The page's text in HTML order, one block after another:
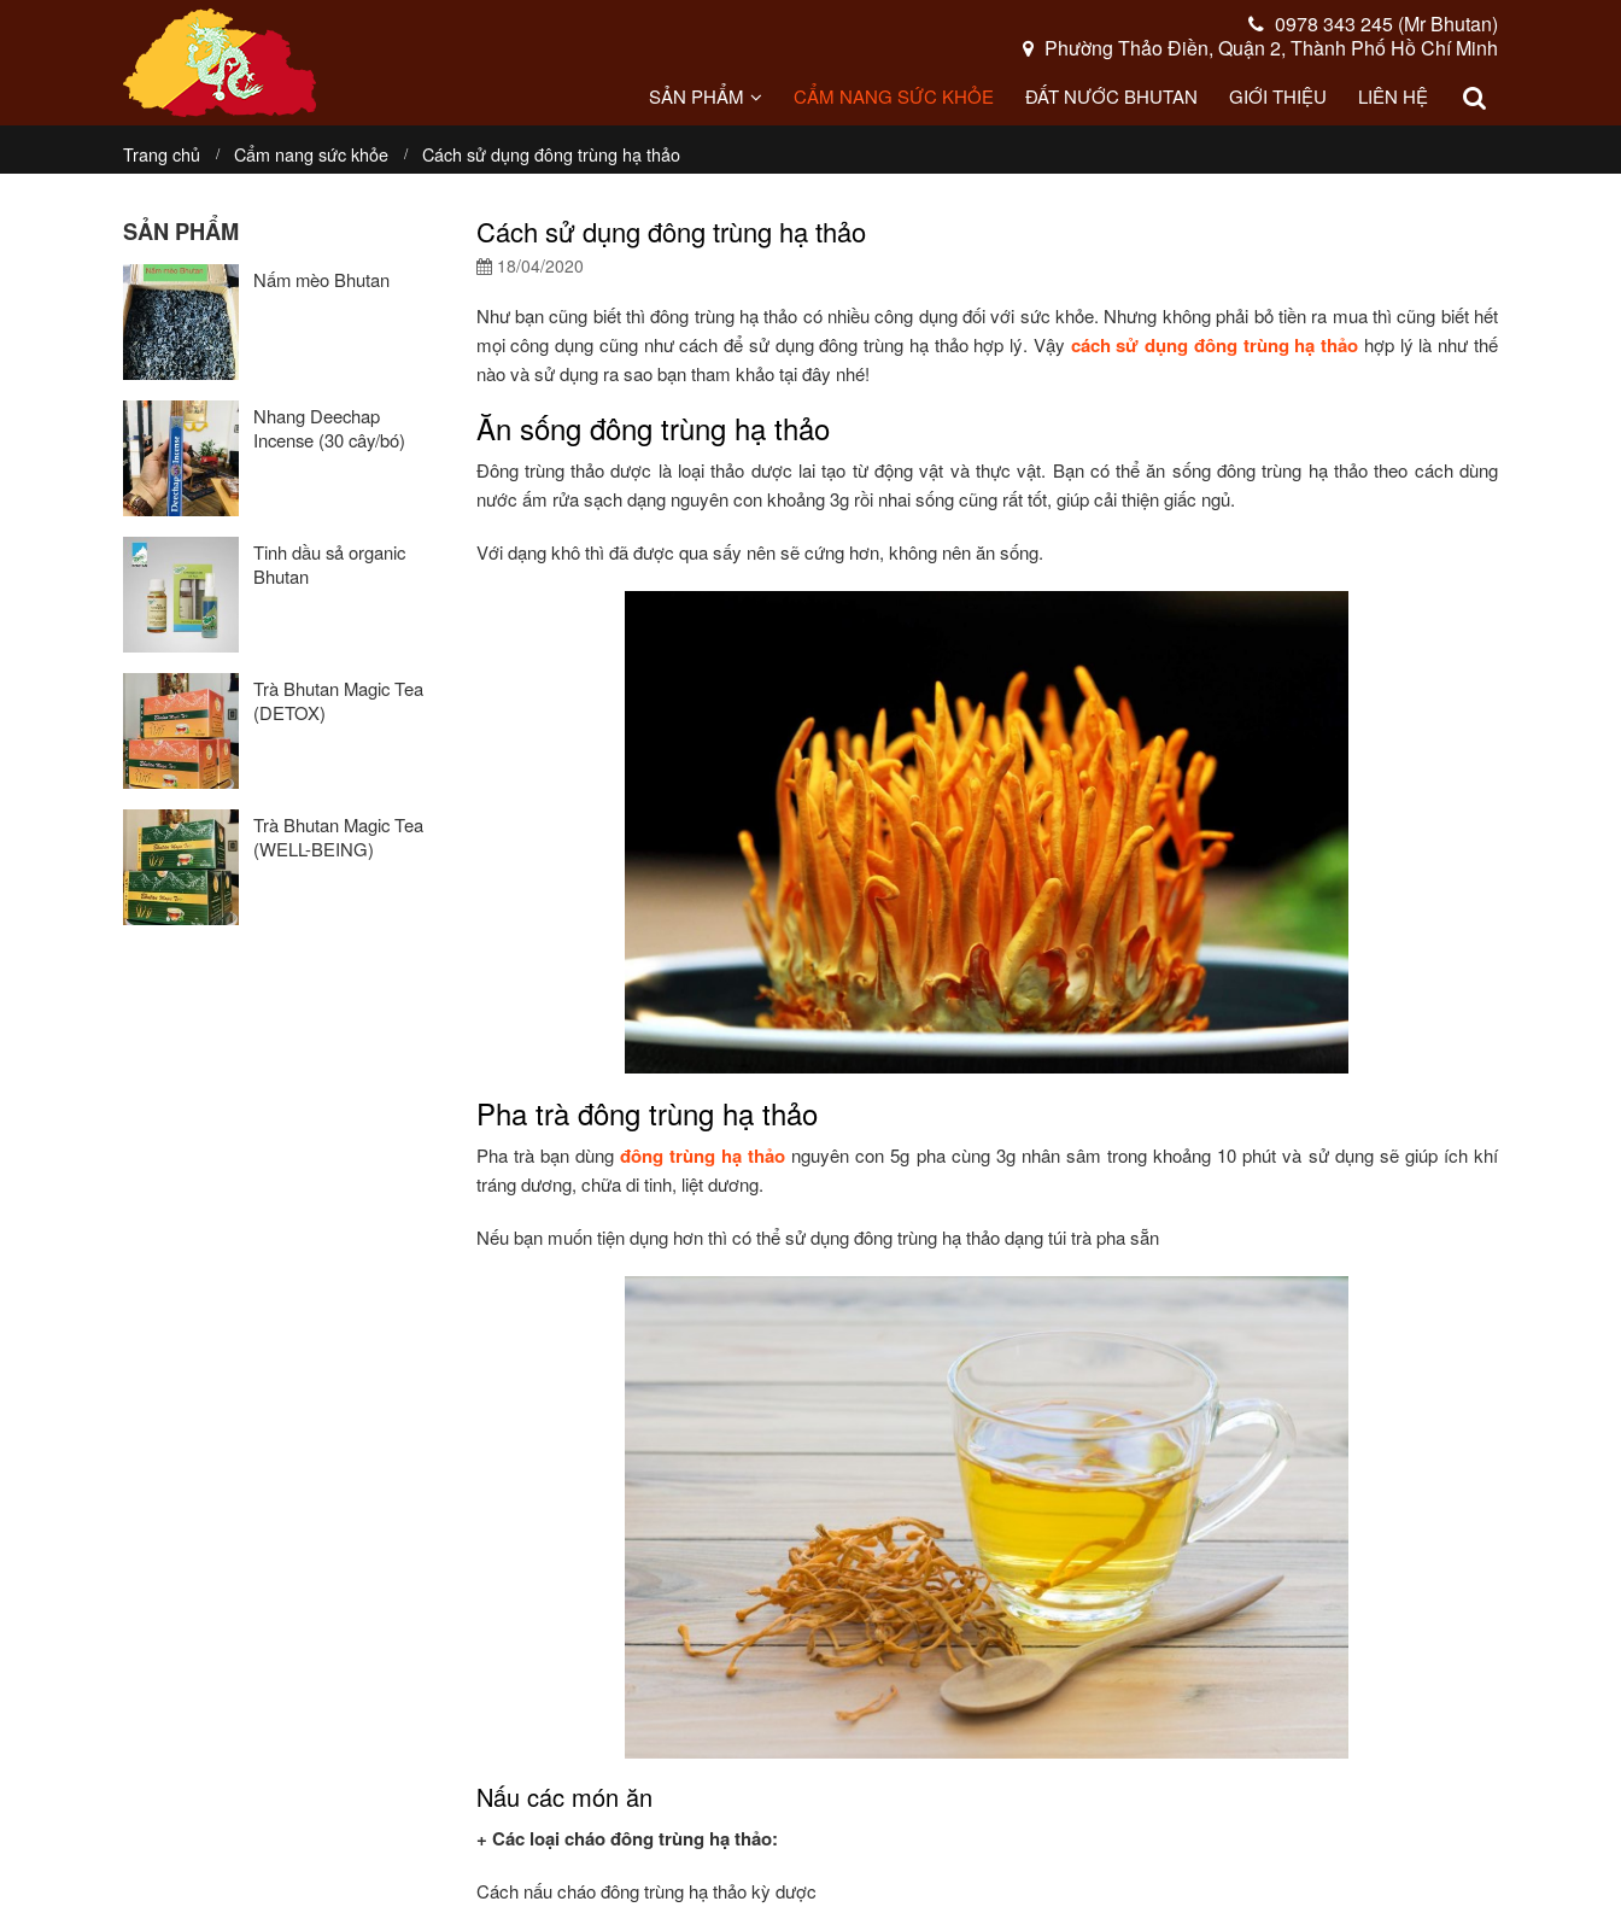
0978 343 245 (Mr Bhutan)
Phường Thảo Điền, Quận 2, Thành Phố Hồ Chí Minh
SẢN PHẨM CẨM NANG SỨC KHỎE ĐẤT NƯỚC BHUTAN GIỚI THIỆU LIÊN HỆ
Trang chủ Cẩm nang sức khỏe Cách sử dụng đông trùng hạ thảo
Cách sử dụng đông trùng hạ thảo
18/04/2020
Như bạn cũng biết thì đông trùng hạ thảo có nhiều công dụng đối với sức khỏe. Nhưng không phải bỏ tiền ra mua thì cũng biết hết
mọi công dụng cũng như cách để sử dụng đông trùng hạ thảo hợp lý. Vậy cách sử dụng đông trùng hạ thảo hợp lý là như thế
nào và sử dụng ra sao bạn tham khảo tại đây nhé!
Ăn sống đông trùng hạ thảo
Đông trùng thảo dược là loại thảo dược lai tạo từ động vật và thực vật. Bạn có thể ăn sống đông trùng hạ thảo theo cách dùng
nước ấm rửa sạch dạng nguyên con khoảng 3g rồi nhai sống cũng rất tốt, giúp cải thiện giấc ngủ.
Với dạng khô thì đã được qua sấy nên sẽ cứng hơn, không nên ăn sống.
Pha trà đông trùng hạ thảo
Pha trà bạn dùng đông trùng hạ thảo nguyên con 5g pha cùng 3g nhân sâm trong khoảng 10 phút và sử dụng sẽ giúp ích khí
tráng dương, chữa di tinh, liệt dương.
Nếu bạn muốn tiện dụng hơn thì có thể sử dụng đông trùng hạ thảo dạng túi trà pha sẵn
Nấu các món ăn
+ Các loại cháo đông trùng hạ thảo:
Cách nấu cháo đông trùng hạ thảo kỳ dược
SẢN PHẨM
Nấm mèo Bhutan
Nhang Deechap
Incense (30 cây/bó)
Tinh dầu sả organic
Bhutan
Trà Bhutan Magic Tea
(DETOX)
Trà Bhutan Magic Tea
(WELL-BEING)